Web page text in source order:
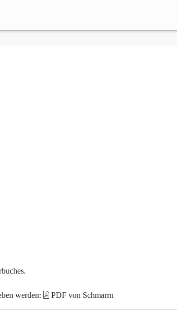
werden: PDF von Schmarrn